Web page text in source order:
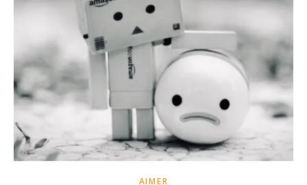
AIMER